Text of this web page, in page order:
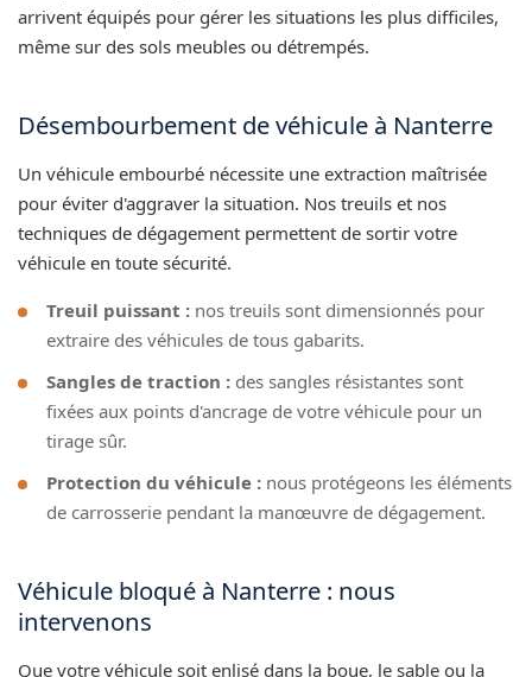
arrivent équipés pour gérer les situations les plus difficiles,
même sur des sols meubles ou détrempés.
Désembourbement de véhicule à Nanterre
Un véhicule embourbé nécessite une extraction maîtrisée
pour éviter d'aggraver la situation. Nos treuils et nos
techniques de dégagement permettent de sortir votre
véhicule en toute sécurité.
Treuil puissant : nos treuils sont dimensionnés pour
extraire des véhicules de tous gabarits.
Sangles de traction : des sangles résistantes sont
fixées aux points d'ancrage de votre véhicule pour un
tirage sûr.
Protection du véhicule : nous protégeons les éléments
de carrosserie pendant la manœuvre de dégagement.
Véhicule bloqué à Nanterre : nous
intervenons
Que votre véhicule soit enlisé dans la boue, le sable ou la